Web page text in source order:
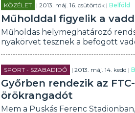
KÖZÉLET | 2013. máj. 16. csütörtök |Belföld
Műholddal figyelik a
Műholdas helymeghatározó
nyakörvet tesznek a befogott
SPORT - SZABADIDŐ | 2013. máj. 14. kedd |
Győrben rendezik az
örökrangadót
Mem a Puskás Ferenc